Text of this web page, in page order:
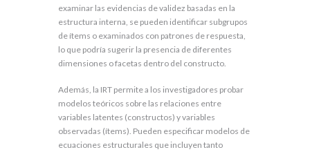
examinar las evidencias de validez basadas en la
estructura interna, se pueden identificar subgrupos
de ítems o examinados con patrones de respuesta,
lo que podría sugerir la presencia de diferentes
dimensiones o facetas dentro del constructo.
Además, la IRT permite a los investigadores probar
modelos teóricos sobre las relaciones entre
variables latentes (constructos) y variables
observadas (ítems). Pueden especificar modelos de
ecuaciones estructurales que incluyen tanto